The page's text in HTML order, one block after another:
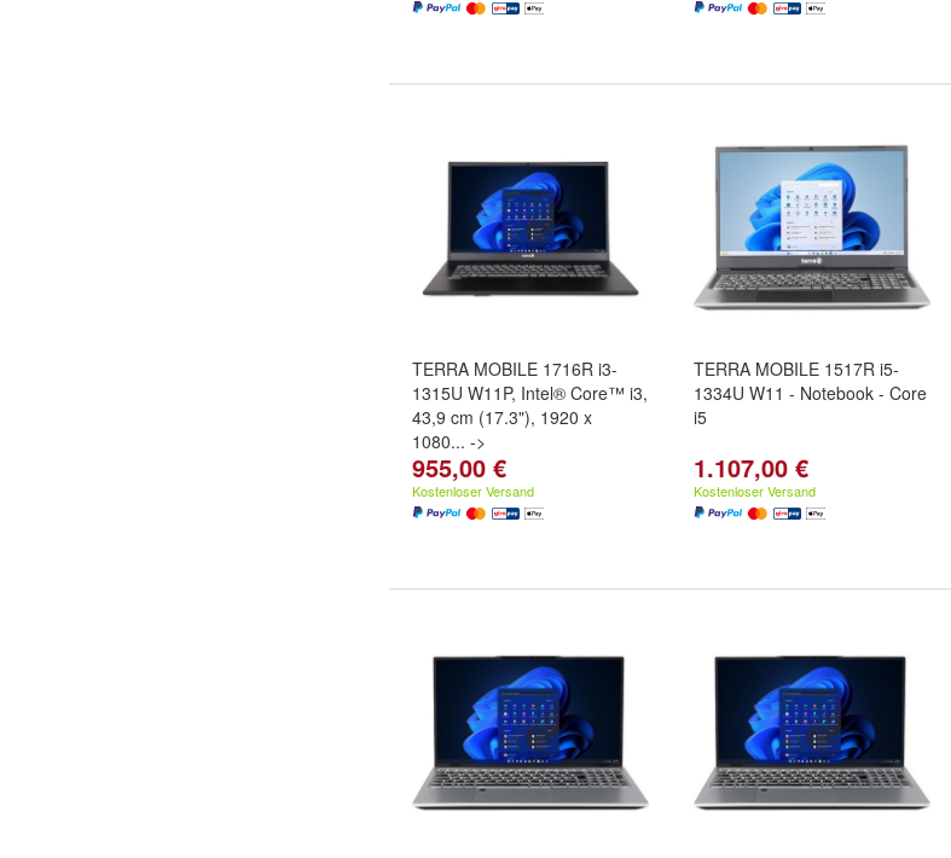
TERRA MOBILE 1716R i3-
1315U W11P, Intel® Core™ i3,
43,9 cm (17.3"), 1920 x
1080... ->
955,00 €
Kostenloser Versand
TERRA MOBILE 1517R i5-
1334U W11 - Notebook - Core
i5
1.107,00 €
Kostenloser Versand